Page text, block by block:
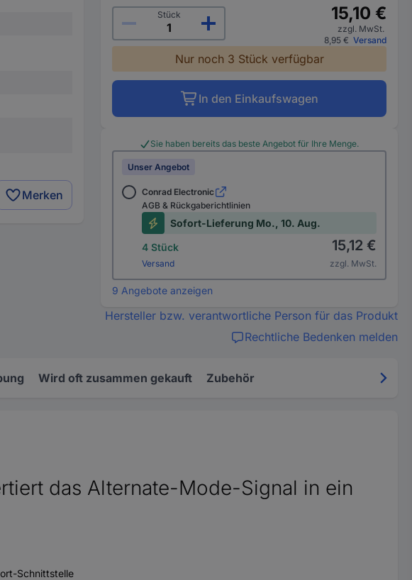
Merken
Stück
15,10 €
zzgl. MwSt.
8,95 € Versand
Nur noch 3 Stück verfügbar
In den Einkaufswagen
Sie haben bereits das beste Angebot für Ihre Menge.
Unser Angebot
Conrad Electronic
AGB & Rückgaberichtlinien
Sofort-Lieferung Mo., 10. Aug.
4 Stück
Versand
15,12 €
zzgl. MwSt.
9 Angebote anzeigen
Hersteller bzw. verantwortliche Person für das Produkt
Rechtliche Bedenken melden
Wird oft zusammen gekauft Zubehör
das Alternate-Mode-Signal in ein
Schnittstelle